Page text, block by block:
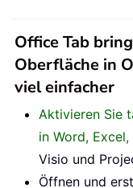
Office Tab
Oberfläche in
viel einfacher
Aktivieren Sie
in Word,
Visio und
Öffnen und